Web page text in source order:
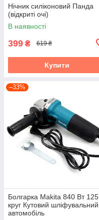
Нічник силіконовий Панда
(відкриті очі)
В наявності
399 ₴ 619 ₴
Купити
–33%
Болгарка Makita 840 Вт 125
круг Кутовий шліфувальний
автомобіль